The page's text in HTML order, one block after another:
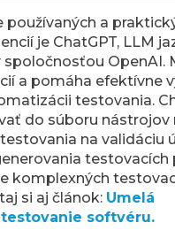
používaných a
je ChatGPT, LLM
OpenAI.
a pomáha efektívne
testovania.
do súboru nástrojov
na validáciu
testovacích
komplexných
si aj článok: Umelá
softvéru.